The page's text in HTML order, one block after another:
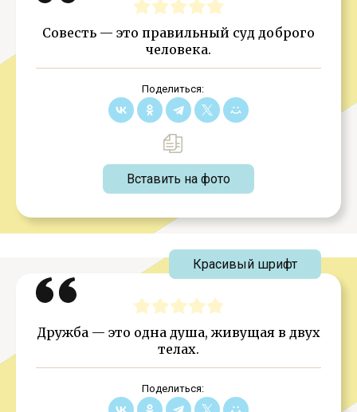
Совесть — это правильный суд доброго
человека.
Поделиться:
Вставить на фото
Дружба — это одна душа, живущая в двух
телах.
Поделиться:
Красивый шрифт